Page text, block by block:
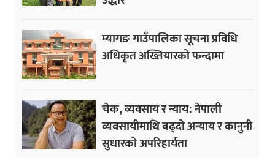
म्यागङ गाउँपालिका सूचना प्रविधि
अधिकृत अख्तियारको फन्दामा
चेक, व्यवसाय र न्याय: नेपाली
व्यवसायीमाथि बढ्दो अन्याय र कानुनी
सुधारको अपरिहार्यता